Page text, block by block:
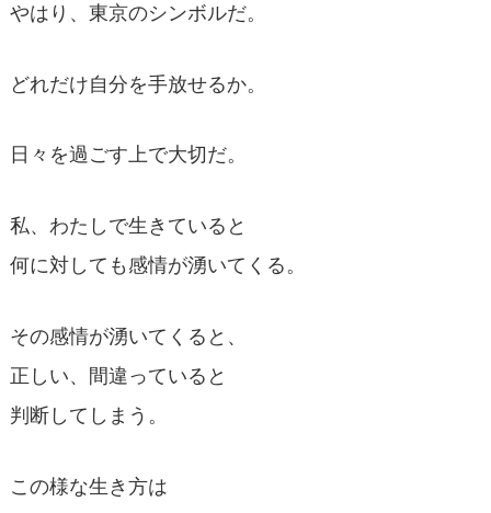
やはり、東京のシンボルだ。
どれだけ自分を手放せるか。
日々を過ごす上で大切だ。
私、わたしで生きていると
何に対しても感情が湧いてくる。
その感情が湧いてくると、
正しい、間違っていると
判断してしまう。
この様な生き方は